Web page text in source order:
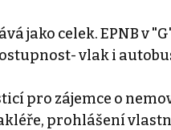
jako celek. EPNB v
vlak i
pro zájemce o
prohlášení